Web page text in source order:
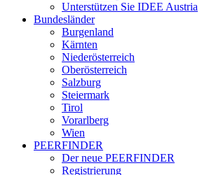
Unterstützen Sie IDEE Austria
Bundesländer
Burgenland
Kärnten
Niederösterreich
Oberösterreich
Salzburg
Steiermark
Tirol
Vorarlberg
Wien
PEERFINDER
Der neue PEERFINDER
Registrierung